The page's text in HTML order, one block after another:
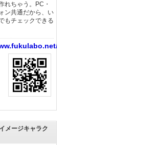
れちゃう。PC・
ン共通だから、い
もチェックできる
メージキャラク